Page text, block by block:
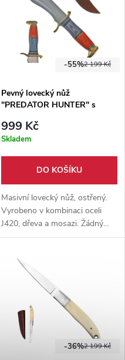
2 199 Kč
-55%
Pevný lovecký nůž
"PREDATOR HUNTER" s
999 Kč
Skladem
DO KOŠÍKU
Masivní lovecký nůž, ostřený.
Vyrobeno v kombinaci oceli
J420, dřeva a mosazi. Žádný
plast! Ručně šité kožené
2 199 Kč
-36%